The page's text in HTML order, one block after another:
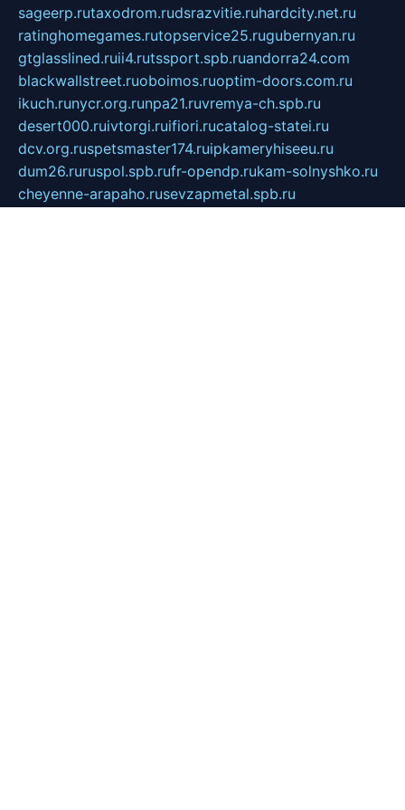
sageerp.rutaxodrom.rudsrazvitie.ruhardcity.net.ru
ratinghomegames.rutopservice25.rugubernyan.ru
gtglasslined.ruii4.rutssport.spb.ruandorra24.com
blackwallstreet.ruoboimos.ruoptim-doors.com.ru
ikuch.runycr.org.runpa21.ruvremya-ch.spb.ru
desert000.ruivtorgi.ruifiori.rucatalog-statei.ru
dcv.org.ruspetsmaster174.ruipkameryhiseeu.ru
dum26.ruruspol.spb.rufr-opendp.rukam-solnyshko.ru
cheyenne-arapaho.rusevzapmetal.spb.ru